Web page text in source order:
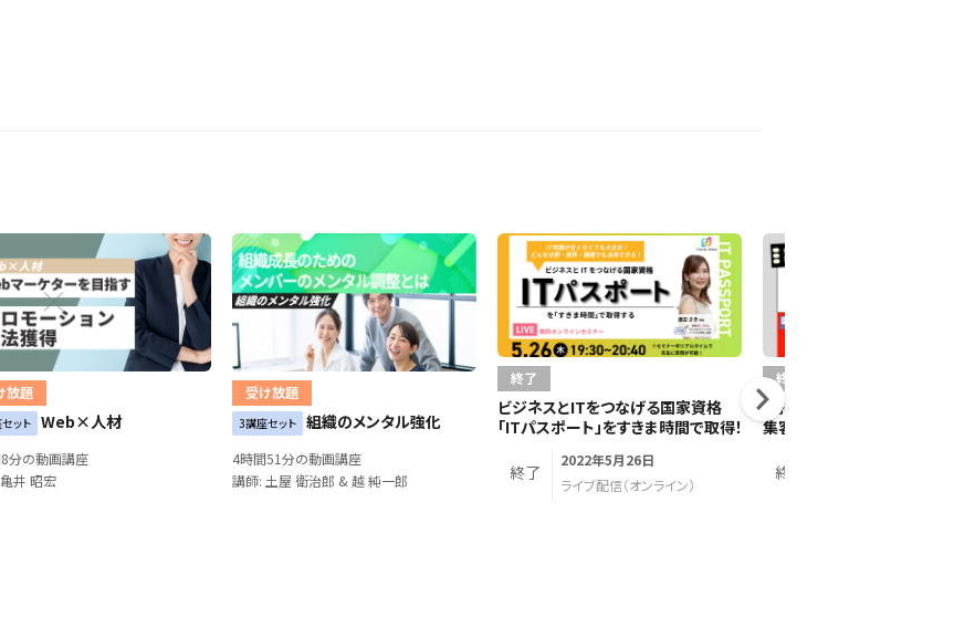
放題
ット Web×人材
分の動画講座
井 昭宏
受け放題
3講座セット 組織のメンタル強化
4時間51分の動画講座
講師: 土屋 衛治郎 & 越 純一郎
終了
ビジネスとITをつなげる国家資格
「ITパスポート」をすきま時間で取得！
終了
2022年5月26日
ライブ配信（オンライン）
終了
目指せ登録者1,000人！
集客アップ！
終了